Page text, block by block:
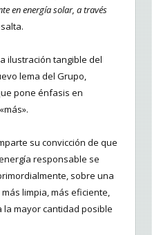
en energía solar, a través
ilustración tangible del
lema del Grupo,
pone énfasis en
su convicción de que
responsable se
sobre una
limpia, más eficiente,
mayor cantidad posible